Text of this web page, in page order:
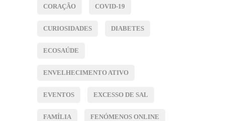
CORAÇÃO COVID-19
CURIOSIDADES DIABETES
ECOSAÚDE
ENVELHECIMENTO ATIVO
EVENTOS EXCESSO DE SAL
FAMÍLIA FENÓMENOS ONLINE